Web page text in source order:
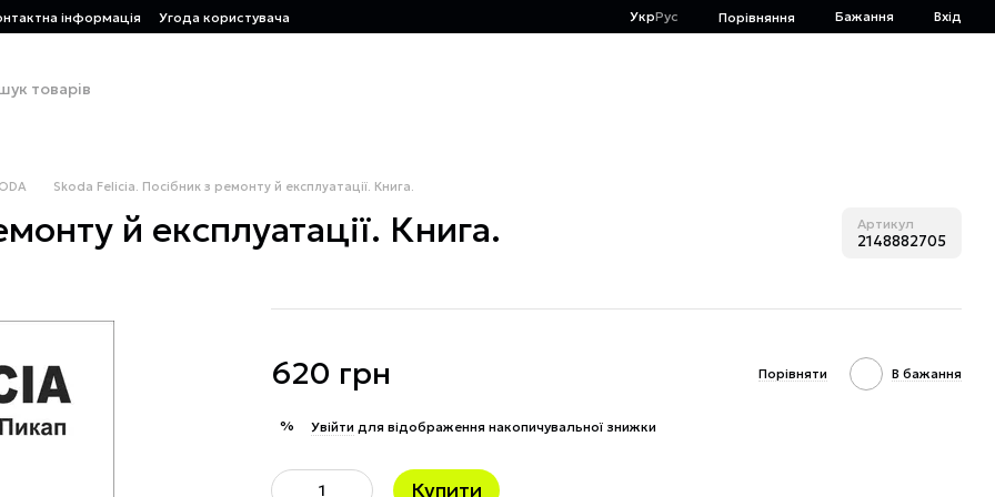
інформація Угода користувача УкрРус Порівняння Бажання Вхід
Skoda Felicia. Посібник з ремонту й експлуатації. Книга.
й експлуатації. Книга. Артикул
2148882705
620 грн Порівняти В бажання
% Увійти для відображення накопичувальної знижки
Купити